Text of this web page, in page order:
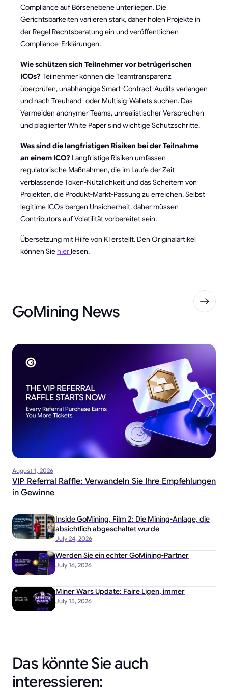
Compliance auf Börsenebene unterliegen. Die
Gerichtsbarkeiten variieren stark, daher holen Projekte in
der Regel Rechtsberatung ein und veröffentlichen
Compliance-Erklärungen.
Wie schützen sich Teilnehmer vor betrügerischen
ICOs?Teilnehmer können die Teamtransparenz
überprüfen, unabhängige Smart-Contract-Audits verlangen
und nach Treuhand- oder Multisig-Wallets suchen. Das
Vermeiden anonymer Teams, unrealistischer Versprechen
und plagiierter White Paper sind wichtige Schutzschritte.
Was sind die langfristigen Risiken bei der Teilnahme
an einem ICO? Langfristige Risiken umfassen
regulatorische Maßnahmen, die im Laufe der Zeit
verblassende Token-Nützlichkeit und das Scheitern von
Projekten, die Produkt-Markt-Passung zu erreichen. Selbst
legitime ICOs bergen Unsicherheit, daher müssen
Contributors auf Volatilität vorbereitet sein.
Übersetzung mit Hilfe von KI erstellt. Den Originalartikel
können Siehierlesen.
GoMining News
August 1, 2026
VIP Referral Raffle: Verwandeln Sie Ihre Empfehlungen
in Gewinne
July 24, 2026
Inside GoMining, Film 2: Die Mining-Anlage, die
absichtlich abgeschaltet wurde
July 16, 2026
Werden Sie ein echter GoMining-Partner
July 15, 2026
Miner Wars Update: Faire Ligen, immer
Das könnte Sie auch
interessieren: